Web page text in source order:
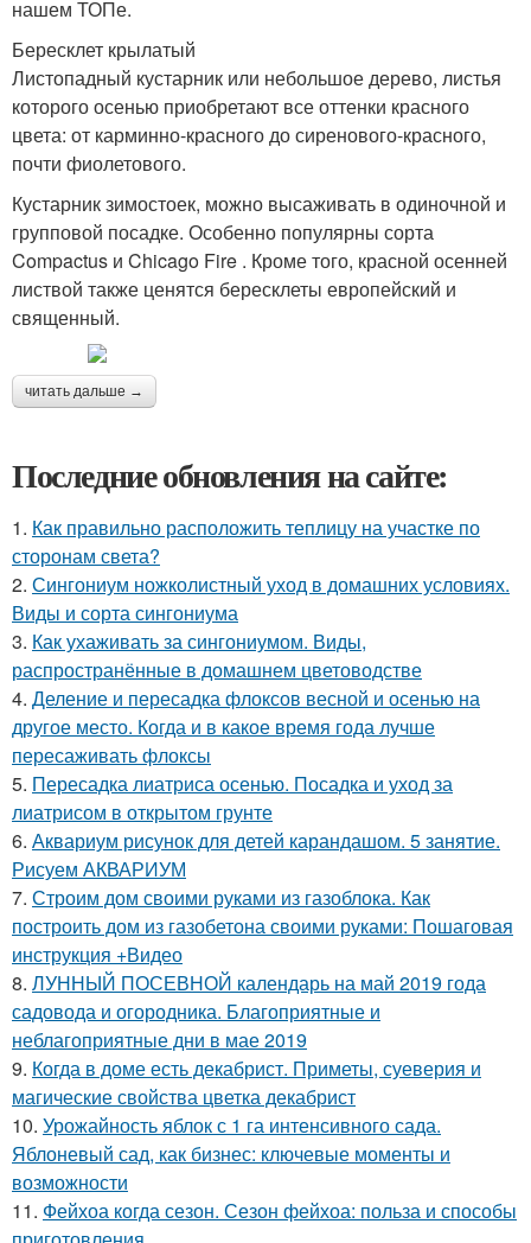
нашем ТОПе.
Бересклет крылатый
Листопадный кустарник или небольшое дерево, листья
которого осенью приобретают все оттенки красного
цвета: от карминно-красного до сиренового-красного,
почти фиолетового.
Кустарник зимостоек, можно высаживать в одиночной и
групповой посадке. Особенно популярны сорта
Compactus и Chicago Fire . Кроме того, красной осенней
листвой также ценятся бересклеты европейский и
священный.
читать дальше →
Последние обновления на сайте:
1. Как правильно расположить теплицу на участке по
сторонам света?
2. Сингониум ножколистный уход в домашних условиях.
Виды и сорта сингониума
3. Как ухаживать за сингониумом. Виды,
распространённые в домашнем цветоводстве
4. Деление и пересадка флоксов весной и осенью на
другое место. Когда и в какое время года лучше
пересаживать флоксы
5. Пересадка лиатриса осенью. Посадка и уход за
лиатрисом в открытом грунте
6. Аквариум рисунок для детей карандашом. 5 занятие.
Рисуем АКВАРИУМ
7. Строим дом своими руками из газоблока. Как
построить дом из газобетона своими руками: Пошаговая
инструкция +Видео
8. ЛУННЫЙ ПОСЕВНОЙ календарь на май 2019 года
садовода и огородника. Благоприятные и
неблагоприятные дни в мае 2019
9. Когда в доме есть декабрист. Приметы, суеверия и
магические свойства цветка декабрист
10. Урожайность яблок с 1 га интенсивного сада.
Яблоневый сад, как бизнес: ключевые моменты и
возможности
11. Фейхоа когда сезон. Сезон фейхоа: польза и способы